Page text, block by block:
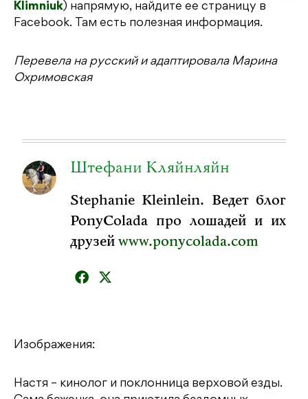
Klimniuk) напрямую, найдите ее страницу в
Facebook. Там есть полезная информация.
Перевела на русский и адаптировала Марина
Охримовская
Штефани Кляйнляйн
Stephanie Kleinlein. Ведет блог
PonyColada про лошадей и их
друзейwww.ponycolada.com
Изображения:
Настя – кинолог и поклонница верховой езды.